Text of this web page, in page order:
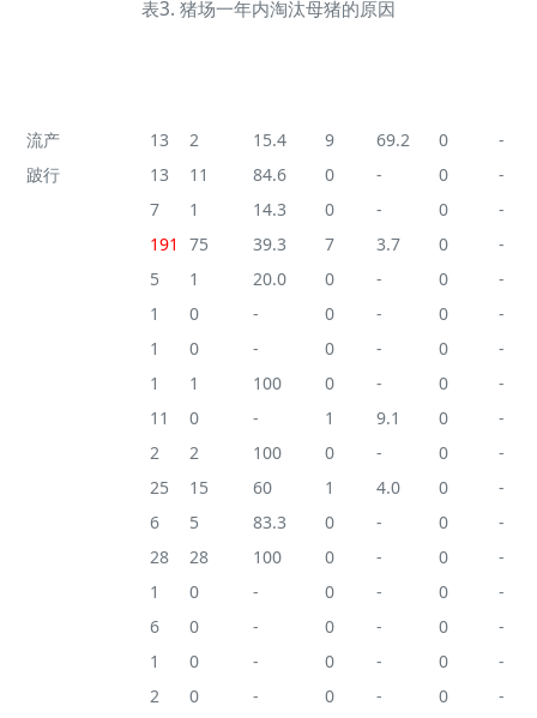
表3. 猪场一年内淘汰母猪的原因
流产
13 2 15.4 9 69.2 0
-
跛行
13 11 84.6 0 - 0
-
7 1 14.3 0 - 0
-
191 75 39.3 7 3.7 0
-
5 1 20.0 0 - 0
-
1 0 - 0 - 0
-
1 0 - 0 - 0
-
1 1 100 0 - 0
-
11 0 - 1 9.1 0
-
2 2 100 0 - 0
-
25 15 60 1 4.0 0
-
6 5 83.3 0 - 0
-
28 28 100 0 - 0
-
1 0 - 0 - 0
-
6 0 - 0 - 0
-
1 0 - 0 - 0
-
2 0 - 0 - 0
-